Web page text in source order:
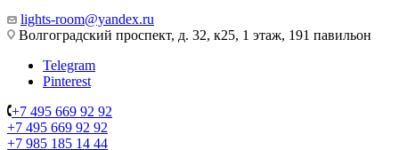
lights-room@yandex.ru
Волгоградский проспект, д. 32, к25, 1 этаж, 191 павильон
Telegram
Pinterest
+7 495 669 92 92
+7 495 669 92 92
+7 985 185 14 44